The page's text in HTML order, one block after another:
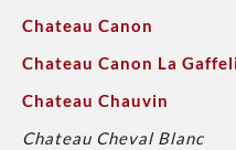
Chateau Canon
Chateau Canon La
Chateau Chauvin
Chateau Cheval Blanc